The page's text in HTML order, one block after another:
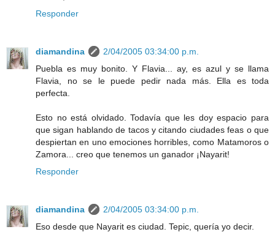
Responder
diamandina
2/04/2005 03:34:00 p.m.
Puebla es muy bonito. Y Flavia... ay, es azul y se llama
Flavia, no se le puede pedir nada más. Ella es toda
perfecta.
Esto no está olvidado. Todavía que les doy espacio para
que sigan hablando de tacos y citando ciudades feas o que
despiertan en uno emociones horribles, como Matamoros o
Zamora... creo que tenemos un ganador ¡Nayarit!
Responder
diamandina
2/04/2005 03:34:00 p.m.
Eso desde que Nayarit es ciudad. Tepic, quería yo decir.